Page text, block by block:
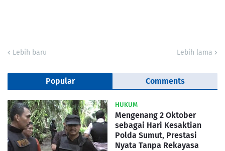
Lebih baru Lebih lama
Popular Comments
HUKUM
Mengenang 2 Oktober
sebagai Hari Kesaktian
Polda Sumut, Prestasi
Nyata Tanpa Rekayasa